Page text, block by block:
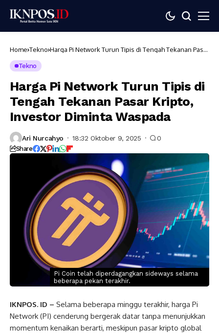
Home Tekno Harga Pi Network Turun Tipis di Tengah Tekanan Pasar
Tekno
Harga Pi Network Turun Tipis di
Tengah Tekanan Pasar Kripto,
Investor Diminta Waspada
Ari Nurcahyo 18:32 Oktober 9, 2025 0
Share
Pi Coin telah diperdagangkan sideways selama
beberapa pekan terakhir.
IKNPOS. ID – Selama beberapa minggu terakhir, harga Pi
Network (PI) cenderung bergerak datar tanpa menunjukkan
momentum kenaikan berarti, meskipun pasar kripto global